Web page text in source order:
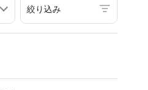
絞り込み